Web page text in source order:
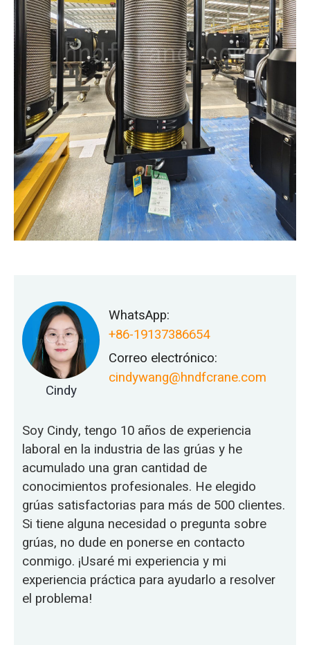
Cindy
WhatsApp:
+86-19137386654
Correo electrónico:
cindywang@hndfcrane.com
Soy Cindy, tengo 10 años de experiencia
laboral en la industria de las grúas y he
acumulado una gran cantidad de
conocimientos profesionales. He elegido
grúas satisfactorias para más de 500 clientes.
Si tiene alguna necesidad o pregunta sobre
grúas, no dude en ponerse en contacto
conmigo. ¡Usaré mi experiencia y mi
experiencia práctica para ayudarlo a resolver
el problema!